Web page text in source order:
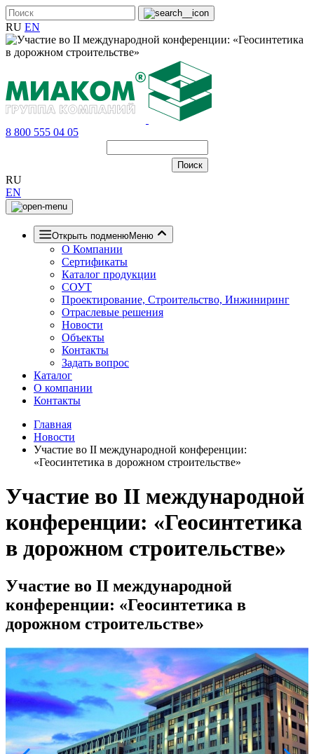
RU EN
8 800 555 04 05
RU
EN
Открыть подменюМеню
О Компании
Сертификаты
Каталог продукции
СОУТ
Проектирование, Строительство, Инжиниринг
Отраслевые решения
Новости
Объекты
Контакты
Задать вопрос
Каталог
О компании
Контакты
Главная
Новости
Участие во II международной конференции:
«Геосинтетика в дорожном строительстве»
Участие во II международной
конференции: «Геосинтетика
в дорожном строительстве»
Участие во II международной
конференции: «Геосинтетика в
дорожном строительстве»